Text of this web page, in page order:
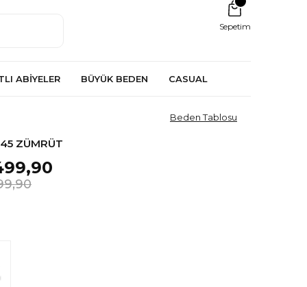
Sepetim
ABİYELER BÜYÜK BEDEN CASUAL
ZÜMRÜT
Beden Tablosu